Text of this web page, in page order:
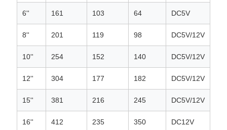
6'' 161 103 64 DC5V
8'' 201 119 98 DC5V/12V
10'' 254 152 140 DC5V/12V
12'' 304 177 182 DC5V/12V
15'' 381 216 245 DC5V/12V
16'' 412 235 350 DC12V